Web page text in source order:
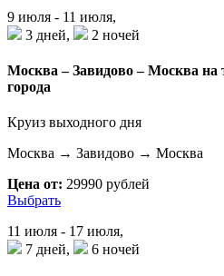
9 июля - 11 июля,
3 дней,
2 ночей
Москва – Завидово – Москва на
города
Круиз выходного дня
Москва → Завидово → Москва
Цена от: 29990 рублей
Выбрать
11 июля - 17 июля,
7 дней,
6 ночей